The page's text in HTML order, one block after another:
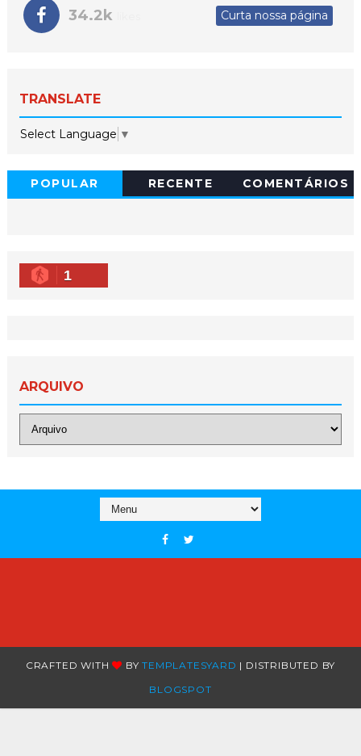
34.2k Curta nossa página
TRANSLATE
Select Language ▼
POPULAR RECENTE COMENTÁRIOS
1
ARQUIVO
CRAFTED WITH BYTEMPLATESYARD | DISTRIBUTED BY
BLOGSPOT